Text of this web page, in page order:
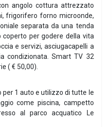
angolo cottura attrezzato
frigorifero forno microonde,
separata da una tenda
per godere della vita
e servizi, asciugacapelli a
condizionata. Smart TV 32
( € 50,00).
per 1 auto e utilizzo di tutte le
come piscina, campetto
al parco acquatico Le